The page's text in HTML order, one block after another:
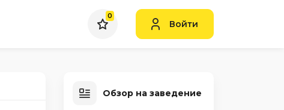
0
Войти
Обзор на заведение